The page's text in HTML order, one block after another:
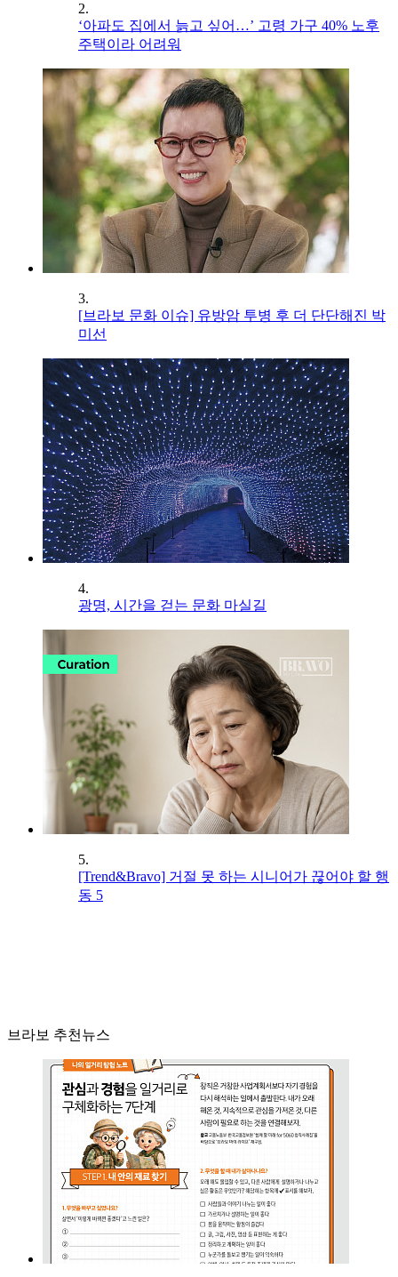
2.
‘아파도 집에서 늙고 싶어…’ 고령 가구 40% 노후
주택이라 어려워
3.
[브라보 문화 이슈] 유방암 투병 후 더 단단해진 박
미선
4.
광명, 시간을 걷는 문화 마실길
5.
[Trend&Bravo] 거절 못 하는 시니어가 끊어야 할 행
동 5
브라보 추천뉴스